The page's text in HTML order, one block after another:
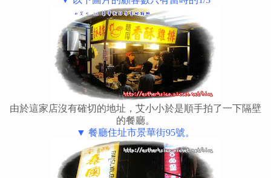
由於這家店沒有確切的地址，艾小小於是順手拍了一下隔壁
的餐廳。
▼ 餐廳住址市景華街95號。